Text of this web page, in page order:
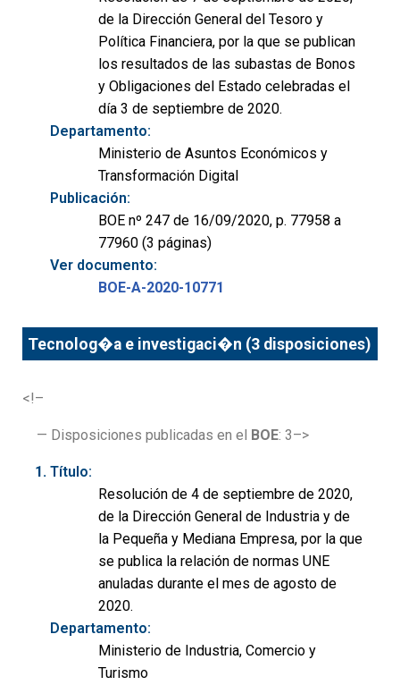
de la Dirección General del Tesoro y
Política Financiera, por la que se publican
los resultados de las subastas de Bonos
y Obligaciones del Estado celebradas el
día 3 de septiembre de 2020.
Departamento:
Ministerio de Asuntos Económicos y
Transformación Digital
Publicación:
BOE nº 247 de 16/09/2020, p. 77958 a
77960 (3 páginas)
Ver documento:
BOE-A-2020-10771
Tecnolog�a e investigaci�n (3 disposiciones)
<!–
— Disposiciones publicadas en el BOE: 3–>
Título:
Resolución de 4 de septiembre de 2020,
de la Dirección General de Industria y de
la Pequeña y Mediana Empresa, por la que
se publica la relación de normas UNE
anuladas durante el mes de agosto de
2020.
Departamento:
Ministerio de Industria, Comercio y
Turismo